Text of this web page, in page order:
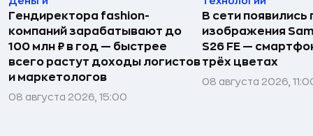
Гендиректора fashion-
компаний зарабатывают до
100 млн ₽ в год — быстрее
всего растут доходы логистов
и маркетологов
08 августа 2026, 15:00
В сети появились
изображения
S26 FE —
трёх цветах
08 августа 2026,